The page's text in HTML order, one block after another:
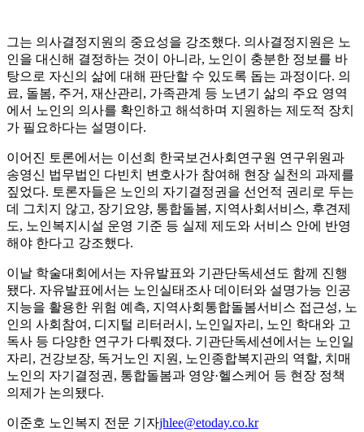
그는 의사결정지원의 중요성을 강조했다. 의사결정지원은 노
인을 대신해 결정하는 것이 아니라, 노인이 충분한 정보를 바
탕으로 자신의 삶에 대해 판단할 수 있도록 돕는 과정이다. 의
료, 돌봄, 주거, 재산관리, 가족관계 등 노년기 삶의 주요 영역
에서 노인의 의사를 확인하고 해석하며 지원하는 제도적 장치
가 필요하다는 설명이다.
이어진 토론에서는 이선희 한국보건사회연구원 연구위원과
송영신 법무법인 다빈치 변호사가 참여해 현장 실천의 과제를
짚었다. 토론자들은 노인의 자기결정권을 선언적 권리로 두는
데 그치지 않고, 장기요양, 통합돌봄, 지역사회서비스, 후견제
도, 노인복지시설 운영 기준 등 실제 제도와 서비스 안에 반영
해야 한다고 강조했다.
이날 학술대회에서는 자유발표와 기관단독세션도 함께 진행
됐다. 자유발표에서는 노인실태조사 데이터와 설명가능 인공
지능을 활용한 위험 예측, 지역사회통합돌봄서비스 접근성, 노
인의 사회참여, 디지털 리터러시, 노인일자리, 노인 학대와 고
독사 등 다양한 연구가 다뤄졌다. 기관단독세션에서는 노인일
자리, 건강보장, 독거노인 지원, 노인종합복지관의 역할, 치매
노인의 자기결정권, 통합돌봄과 영양·헬스케어 등 현장 정책
의제가 논의됐다.
이준호 노인복지 전문 기자jhlee@etoday.co.kr